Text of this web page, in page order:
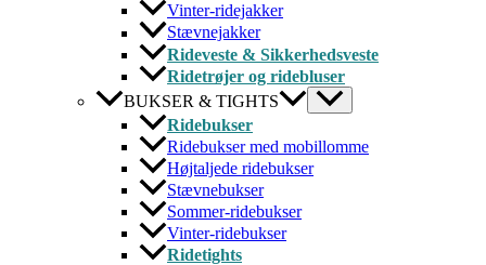
Vinter-ridejakker
Stævnejakker
Rideveste & Sikkerhedsveste
Ridetrøjer og ridebluser
BUKSER & TIGHTS
Ridebukser
Ridebukser med mobillomme
Højtaljede ridebukser
Stævnebukser
Sommer-ridebukser
Vinter-ridebukser
Ridetights